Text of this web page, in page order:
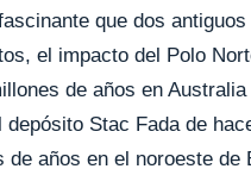
que dos
el impacto del Polo
de años en
depósito Stac Fada de
de años en el noroeste de